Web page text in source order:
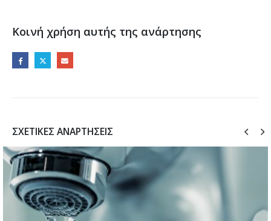
Κοινή χρήση αυτής της ανάρτησης
ΣΧΕΤΙΚΈΣ ΑΝΑΡΤΉΣΕΙΣ